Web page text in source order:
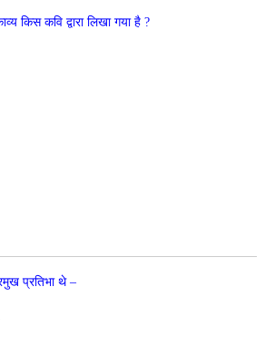
किस कवि द्वारा लिखा गया है ?
प्रतिभा थे –